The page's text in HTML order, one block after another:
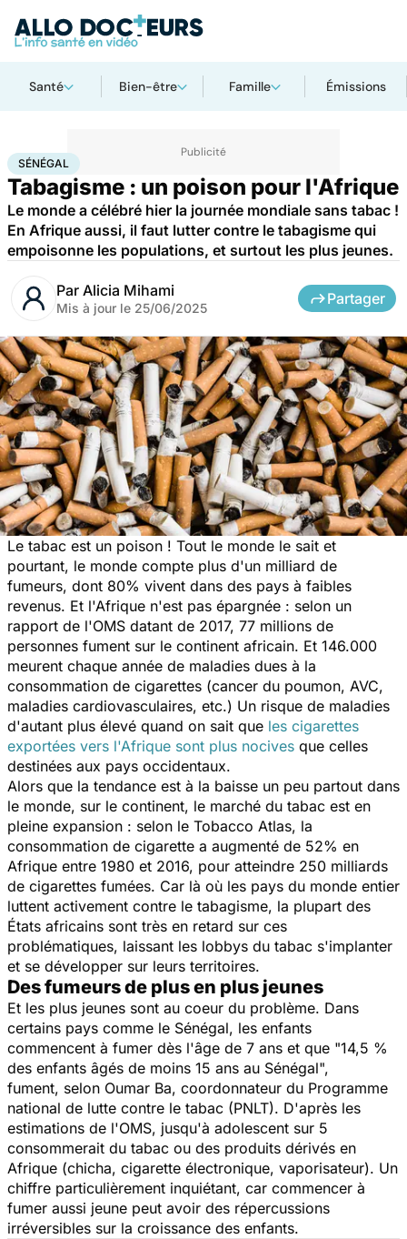
Santé Bien-être Famille Émissions
AccueilSanté Maladies cardiaques
SÉNÉGAL
Tabagisme : un poison pour l'Afrique
Le monde a célébré hier la journée mondiale sans tabac !
En Afrique aussi, il faut lutter contre le tabagisme qui
empoisonne les populations, et surtout les plus jeunes.
Par Alicia Mihami
Mis à jour le 25/06/2025
Partager
Le tabac est un poison ! Tout le monde le sait et
pourtant, le monde compte plus d'un milliard de
fumeurs, dont 80% vivent dans des pays à faibles
revenus. Et l'Afrique n'est pas épargnée : selon un
rapport de l'OMS datant de 2017, 77 millions de
personnes fument sur le continent africain. Et 146.000
meurent chaque année de maladies dues à la
consommation de cigarettes (cancer du poumon, AVC,
maladies cardiovasculaires, etc.) Un risque de maladies
d'autant plus élevé quand on sait que les cigarettes
exportées vers l'Afrique sont plus nocives que celles
destinées aux pays occidentaux.
Alors que la tendance est à la baisse un peu partout dans
le monde, sur le continent, le marché du tabac est en
pleine expansion : selon le Tobacco Atlas, la
consommation de cigarette a augmenté de 52% en
Afrique entre 1980 et 2016, pour atteindre 250 milliards
de cigarettes fumées. Car là où les pays du monde entier
luttent activement contre le tabagisme, la plupart des
États africains sont très en retard sur ces
problématiques, laissant les lobbys du tabac s'implanter
et se développer sur leurs territoires.
Des fumeurs de plus en plus jeunes
Et les plus jeunes sont au coeur du problème. Dans
certains pays comme le Sénégal, les enfants
commencent à fumer dès l'âge de 7 ans et que "14,5 %
des enfants âgés de moins 15 ans au Sénégal",
fument, selon Oumar Ba, coordonnateur du Programme
national de lutte contre le tabac (PNLT). D'après les
estimations de l'OMS, jusqu'à adolescent sur 5
consommerait du tabac ou des produits dérivés en
Afrique (chicha, cigarette électronique, vaporisateur). Un
chiffre particulièrement inquiétant, car commencer à
fumer aussi jeune peut avoir des répercussions
irréversibles sur la croissance des enfants.